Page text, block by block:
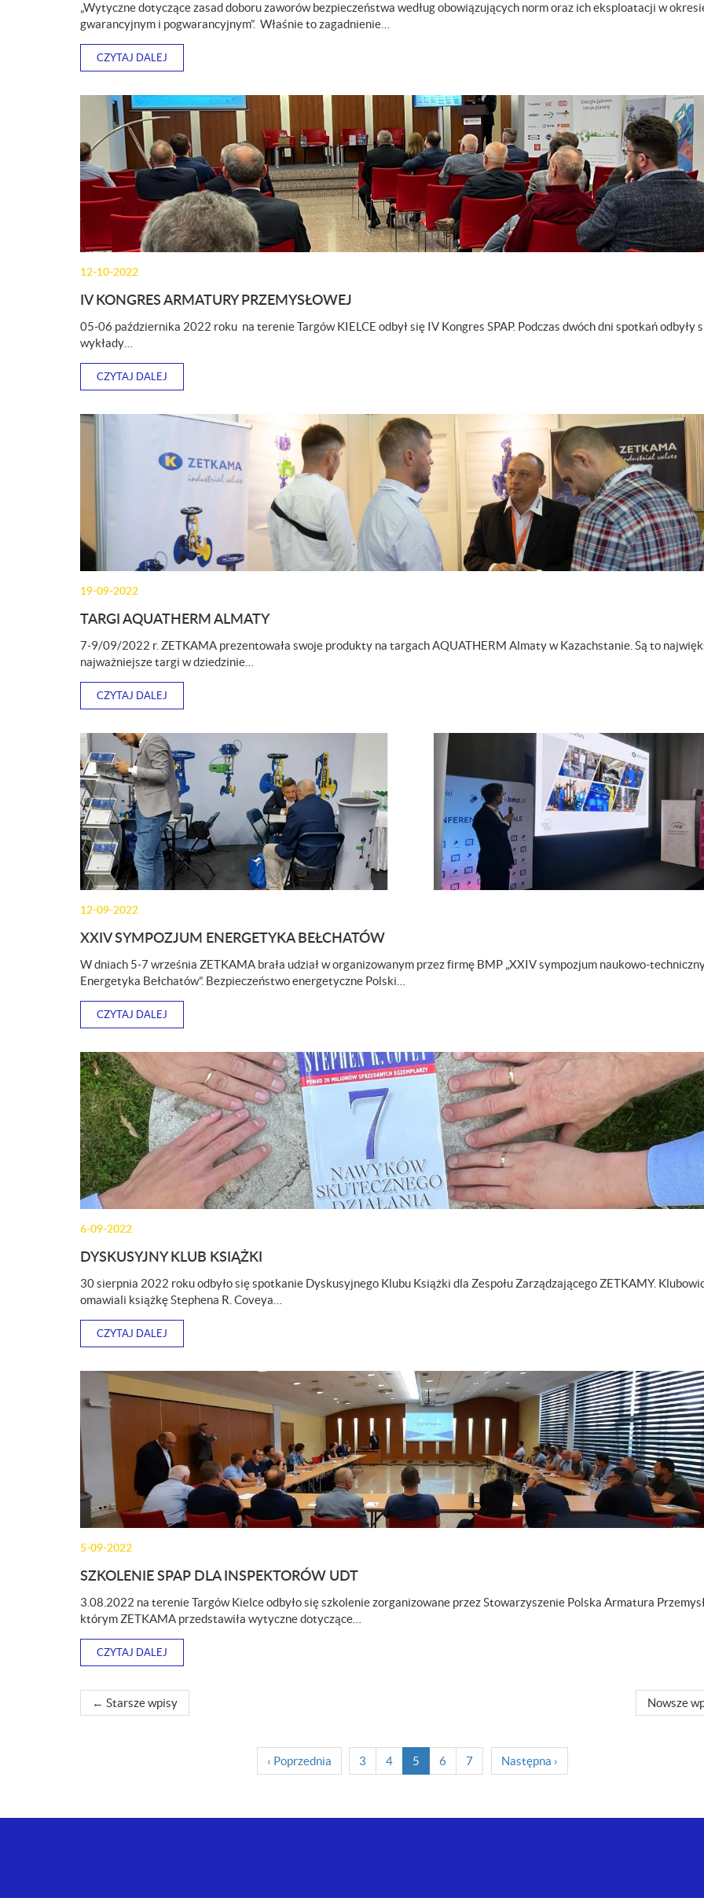
„Wytyczne dotyczące zasad doboru zaworów bezpieczeństwa według obowiązujących norm oraz ich eksploatacji w
gwarancyjnym i pogwarancyjnym”. Właśnie to zagadnienie…
CZYTAJ DALEJ
12-10-2022
IV KONGRES ARMATURY PRZEMYSŁOWEJ
05-06 października 2022 roku na terenie Targów KIELCE odbył się IV Kongres SPAP. Podczas dwóch dni spotkań odbyły
wykłady…
CZYTAJ DALEJ
19-09-2022
TARGI AQUATHERM ALMATY
7-9/09/2022 r. ZETKAMA prezentowała swoje produkty na targach AQUATHERM Almaty w Kazachstanie. Są to
najważniejsze targi w dziedzinie…
CZYTAJ DALEJ
12-09-2022
XXIV SYMPOZJUM ENERGETYKA BEŁCHATÓW
W dniach 5-7 września ZETKAMA brała udział w organizowanym przez firmę BMP „XXIV sympozjum naukowo-
Energetyka Bełchatów”. Bezpieczeństwo energetyczne Polski…
CZYTAJ DALEJ
6-09-2022
DYSKUSYJNY KLUB KSIĄŻKI
30 sierpnia 2022 roku odbyło się spotkanie Dyskusyjnego Klubu Książki dla Zespołu Zarządzającego ZETKAMY.
omawiali książkę Stephena R. Coveya…
CZYTAJ DALEJ
5-09-2022
SZKOLENIE SPAP DLA INSPEKTORÓW UDT
3.08.2022 na terenie Targów Kielce odbyło się szkolenie zorganizowane przez Stowarzyszenie Polska Armatura
którym ZETKAMA przedstawiła wytyczne dotyczące…
CZYTAJ DALEJ
NAWIGACJA
← Starsze wpisy Nowsze
‹ Poprzednia 3 4 5
c
6 7 Następna ›